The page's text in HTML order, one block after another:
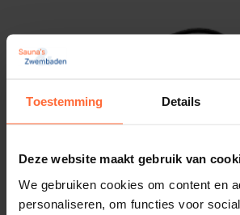
Toestemming Details
Deze website maakt gebruik van
We gebruiken cookies om content en
personaliseren, om functies voor